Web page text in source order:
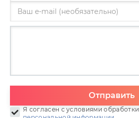
Отправить
Я согласен с условиями обработки